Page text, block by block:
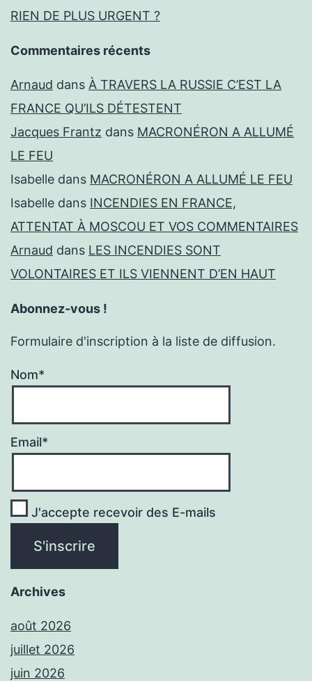
RIEN DE PLUS URGENT ?
Commentaires récents
Arnaud dans À TRAVERS LA RUSSIE C’EST LA
FRANCE QU’ILS DÉTESTENT
Jacques Frantz dans MACRONÉRON A ALLUMÉ
LE FEU
Isabelle dans MACRONÉRON A ALLUMÉ LE FEU
Isabelle dans INCENDIES EN FRANCE,
ATTENTAT À MOSCOU ET VOS COMMENTAIRES
Arnaud dans LES INCENDIES SONT
VOLONTAIRES ET ILS VIENNENT D’EN HAUT
Abonnez-vous !
Formulaire d'inscription à la liste de diffusion.
Nom*
Email*
J'accepte recevoir des E-mails
Archives
août 2026
juillet 2026
juin 2026